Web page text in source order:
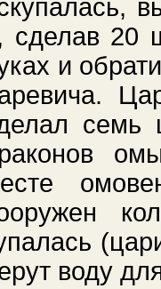
сделав 20
и
семь
воду